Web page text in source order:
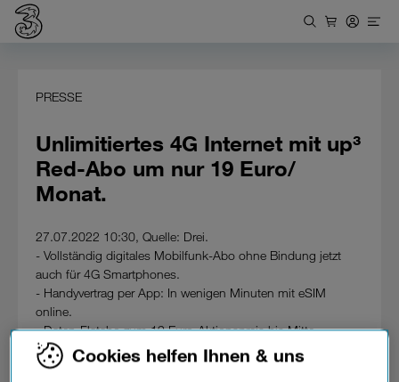
PRESSE
Unlimitiertes 4G Internet mit up³
Red-Abo um nur 19 Euro/
Monat.
27.07.2022 10:30, Quelle: Drei.
- Vollständig digitales Mobilfunk-Abo ohne Bindung jetzt
auch für 4G Smartphones.
- Handyvertrag per App: In wenigen Minuten mit eSIM
online.
- Daten-Flatabo zum 19 Euro-Aktionspreis bis Mitte
September.Cookies helfen Ihnen & uns